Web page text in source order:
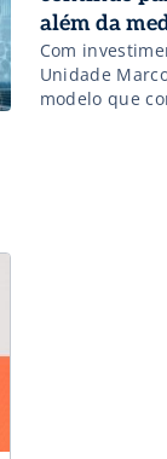
além da
Com
Unidade
modelo que